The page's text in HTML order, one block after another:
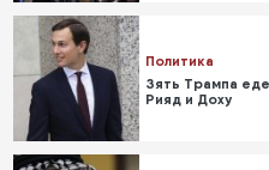
Политика
Зять Трампа
Рияд и Доху